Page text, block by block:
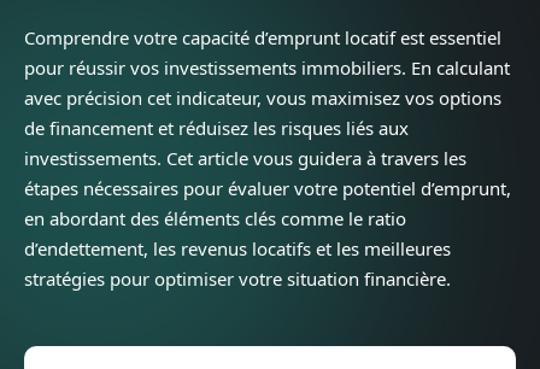
Comprendre votre capacité d’emprunt locatif est essentiel
pour réussir vos investissements immobiliers. En calculant
avec précision cet indicateur, vous maximisez vos options
de financement et réduisez les risques liés aux
investissements. Cet article vous guidera à travers les
étapes nécessaires pour évaluer votre potentiel d’emprunt,
en abordant des éléments clés comme le ratio
d’endettement, les revenus locatifs et les meilleures
stratégies pour optimiser votre situation financière.